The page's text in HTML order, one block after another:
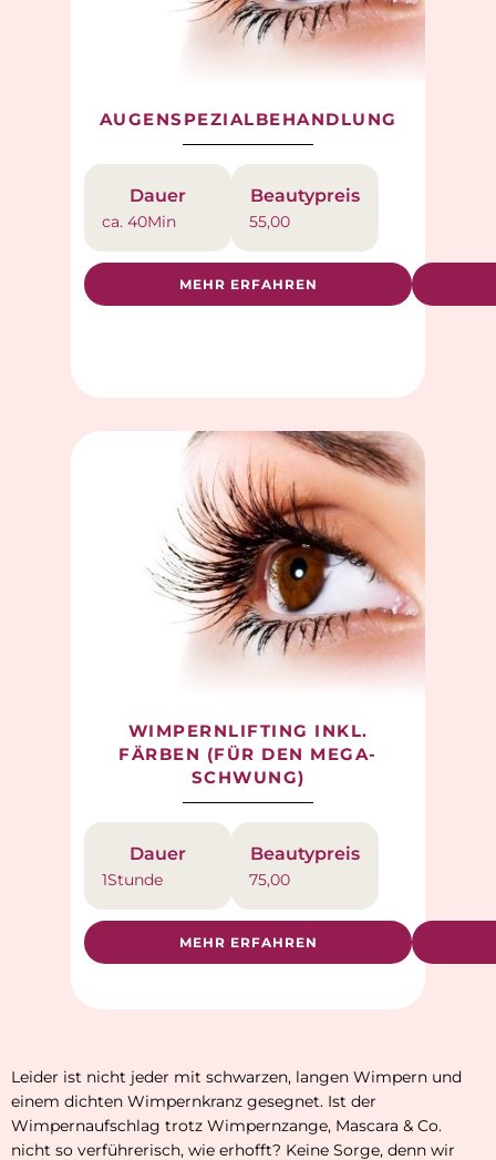
AUGENSPEZIALBEHANDLUNG
Dauer
ca. 40Min
Beautypreis
55,00
MEHR ERFAHREN
WIMPERNLIFTING INKL.
FÄRBEN (FÜR DEN MEGA-
SCHWUNG)
Dauer
1Stunde
Beautypreis
75,00
MEHR ERFAHREN
Leider ist nicht jeder mit schwarzen, langen Wimpern und
einem dichten Wimpernkranz gesegnet. Ist der
Wimpernaufschlag trotz Wimpernzange, Mascara & Co.
nicht so verführerisch, wie erhofft? Keine Sorge, denn wir